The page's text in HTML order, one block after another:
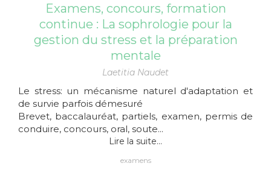
Examens, concours, formation
continue : La sophrologie pour la
gestion du stress et la préparation
mentale
Laetitia Naudet
Le stress: un mécanisme naturel d'adaptation et
de survie parfois démesuré
Brevet, baccalauréat, partiels, examen, permis de
conduire, concours, oral, soute...
Lire la suite...
examens